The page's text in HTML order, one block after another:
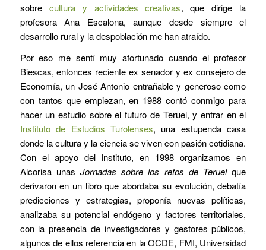
sobre cultura y actividades creativas, que dirige la
profesora Ana Escalona, aunque desde siempre el
desarrollo rural y la despoblación me han atraído.
Por eso me sentí muy afortunado cuando el profesor
Biescas, entonces reciente ex senador y ex consejero de
Economía, un José Antonio entrañable y generoso como
con tantos que empiezan, en 1988 contó conmigo para
hacer un estudio sobre el futuro de Teruel, y entrar en el
Instituto de Estudios Turolenses, una estupenda casa
donde la cultura y la ciencia se viven con pasión cotidiana.
Con el apoyo del Instituto, en 1998 organizamos en
Alcorisa unasJornadas sobre los retos de Teruelque
derivaron en un libro que abordaba su evolución, debatía
predicciones y estrategias, proponía nuevas políticas,
analizaba su potencial endógeno y factores territoriales,
con la presencia de investigadores y gestores públicos,
algunos de ellos referencia en la OCDE, FMI, Universidad